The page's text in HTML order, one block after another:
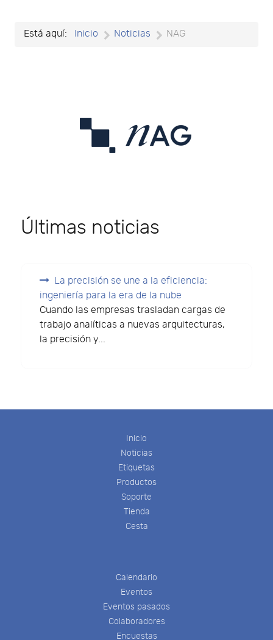
Está aquí: Inicio Noticias NAG
Últimas noticias
La precisión se une a la eficiencia:
ingeniería para la era de la nube
Cuando las empresas trasladan cargas de
trabajo analíticas a nuevas arquitecturas,
la precisión y...
Inicio
Noticias
Etiquetas
Productos
Soporte
Tienda
Cesta
Calendario
Eventos
Eventos pasados
Colaboradores
Encuestas